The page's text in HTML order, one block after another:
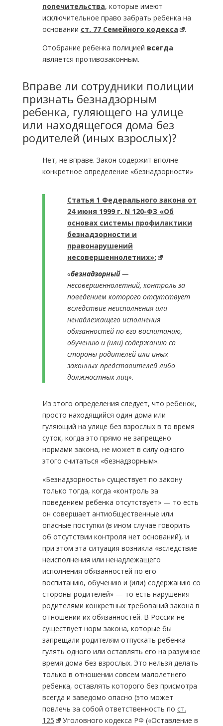
попечительства, которые имеют
исключительное право забрать ребенка на
основании ст. 77 Семейного кодекса
.
Отобрание ребенка полицией всегда
является противозаконным.
Вправе ли сотрудники полиции
признать безнадзорным
ребенка, гуляющего на улице
или находящегося дома без
родителей (иных взрослых)?
Нет, не вправе. Закон содержит вполне
конкретное определение «безнадзорности»
Статья 1 Федерального закона от
24 июня 1999 г. N 120-ФЗ «Об
основах системы профилактики
безнадзорности и
правонарушений
несовершеннолетних»:
«безнадзорный—
несовершеннолетний, контроль за
поведением которого отсутствует
вследствие неисполнения или
ненадлежащего исполнения
обязанностей по его воспитанию,
обучению и (или) содержанию со
стороны родителей или иных
законных представителей либо
должностных лиц».
Из этого определения следует, что ребенок,
просто находящийся один дома или
гуляющий на улице без взрослых в то время
суток, когда это прямо не запрещено
нормами закона, не может в силу одного
этого считаться «безнадзорным».
«Безнадзорность» существует по закону
только тогда, когда «контроль за
поведением ребенка отсутствует» — то есть
он совершает антиобщественные или
опасные поступки (в ином случае говорить
об отсутствии контроля нет оснований), и
при этом эта ситуация возникла «вследствие
неисполнения или ненадлежащего
исполнения обязанностей по его
воспитанию, обучению и (или) содержанию со
стороны родителей» — то есть нарушения
родителями конкретных требований закона в
отношении их обязанностей. В России не
существует норм закона, которые бы
запрещали родителям отпускать ребенка
гулять одного или оставлять его на разумное
время дома без взрослых. Это нельзя делать
только в отношении совсем малолетнего
ребенка, оставлять которого без присмотра
всегда и заведомо опасно (это может
повлечь за собой ответственность по ст.
125
Уголовного кодекса РФ («Оставление в